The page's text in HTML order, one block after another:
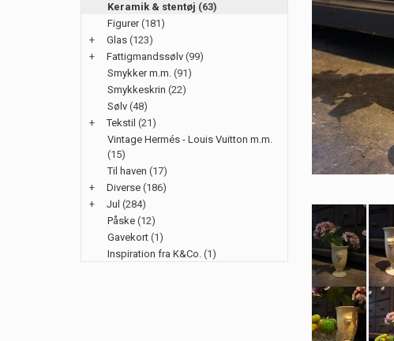
Keramik & stentøj (63)
Figurer(181)
+
Glas (123)
+
Fattigmandssølv (99)
Smykker m.m. (91)
Smykkeskrin (22)
Sølv (48)
+
Tekstil (21)
Vintage Hermés - Louis Vuitton m.m.
(15)
Til haven (17)
+
Diverse (186)
+
Jul (284)
Påske (12)
Gavekort (1)
Inspiration fra K&Co. (1)